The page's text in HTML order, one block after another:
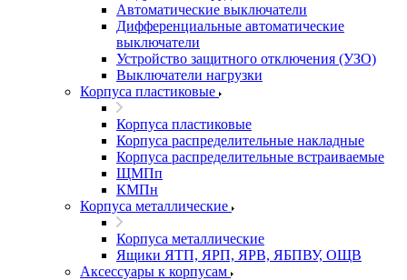
Автоматические выключатели
Дифференциальные автоматические
выключатели
Устройство защитного отключения (УЗО)
Выключатели нагрузки
Корпуса пластиковые
Корпуса пластиковые
Корпуса распределительные накладные
Корпуса распределительные встраиваемые
ЩМПп
КМПн
Корпуса металлические
Корпуса металлические
Ящики ЯТП, ЯРП, ЯРВ, ЯБПВУ, ОЩВ
Аксессуары к корпусам